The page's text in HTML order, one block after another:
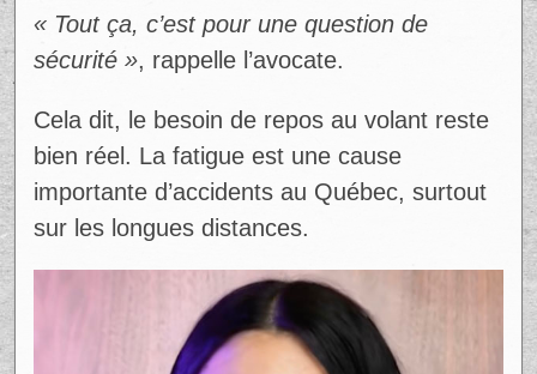
« Tout ça, c’est pour une question de
sécurité », rappelle l’avocate.
Cela dit, le besoin de repos au volant reste
bien réel. La fatigue est une cause
importante d’accidents au Québec, surtout
sur les longues distances.